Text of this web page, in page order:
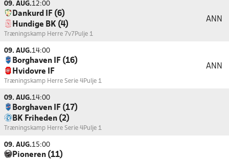
09. AUG.12:00
Dankurd IF (6)
Hundige BK (4)
ANN
Træningskamp Herre 7v7 Pulje 1
09. AUG.14:00
Borghaven IF (16)
Hvidovre IF
ANN
Træningskamp Herre Serie 4Pulje 1
09. AUG.14:00
Borghaven IF (17)
BK Friheden (2)
Træningskamp Herre Serie 4Pulje 1
09. AUG.15:00
Pioneren (11)